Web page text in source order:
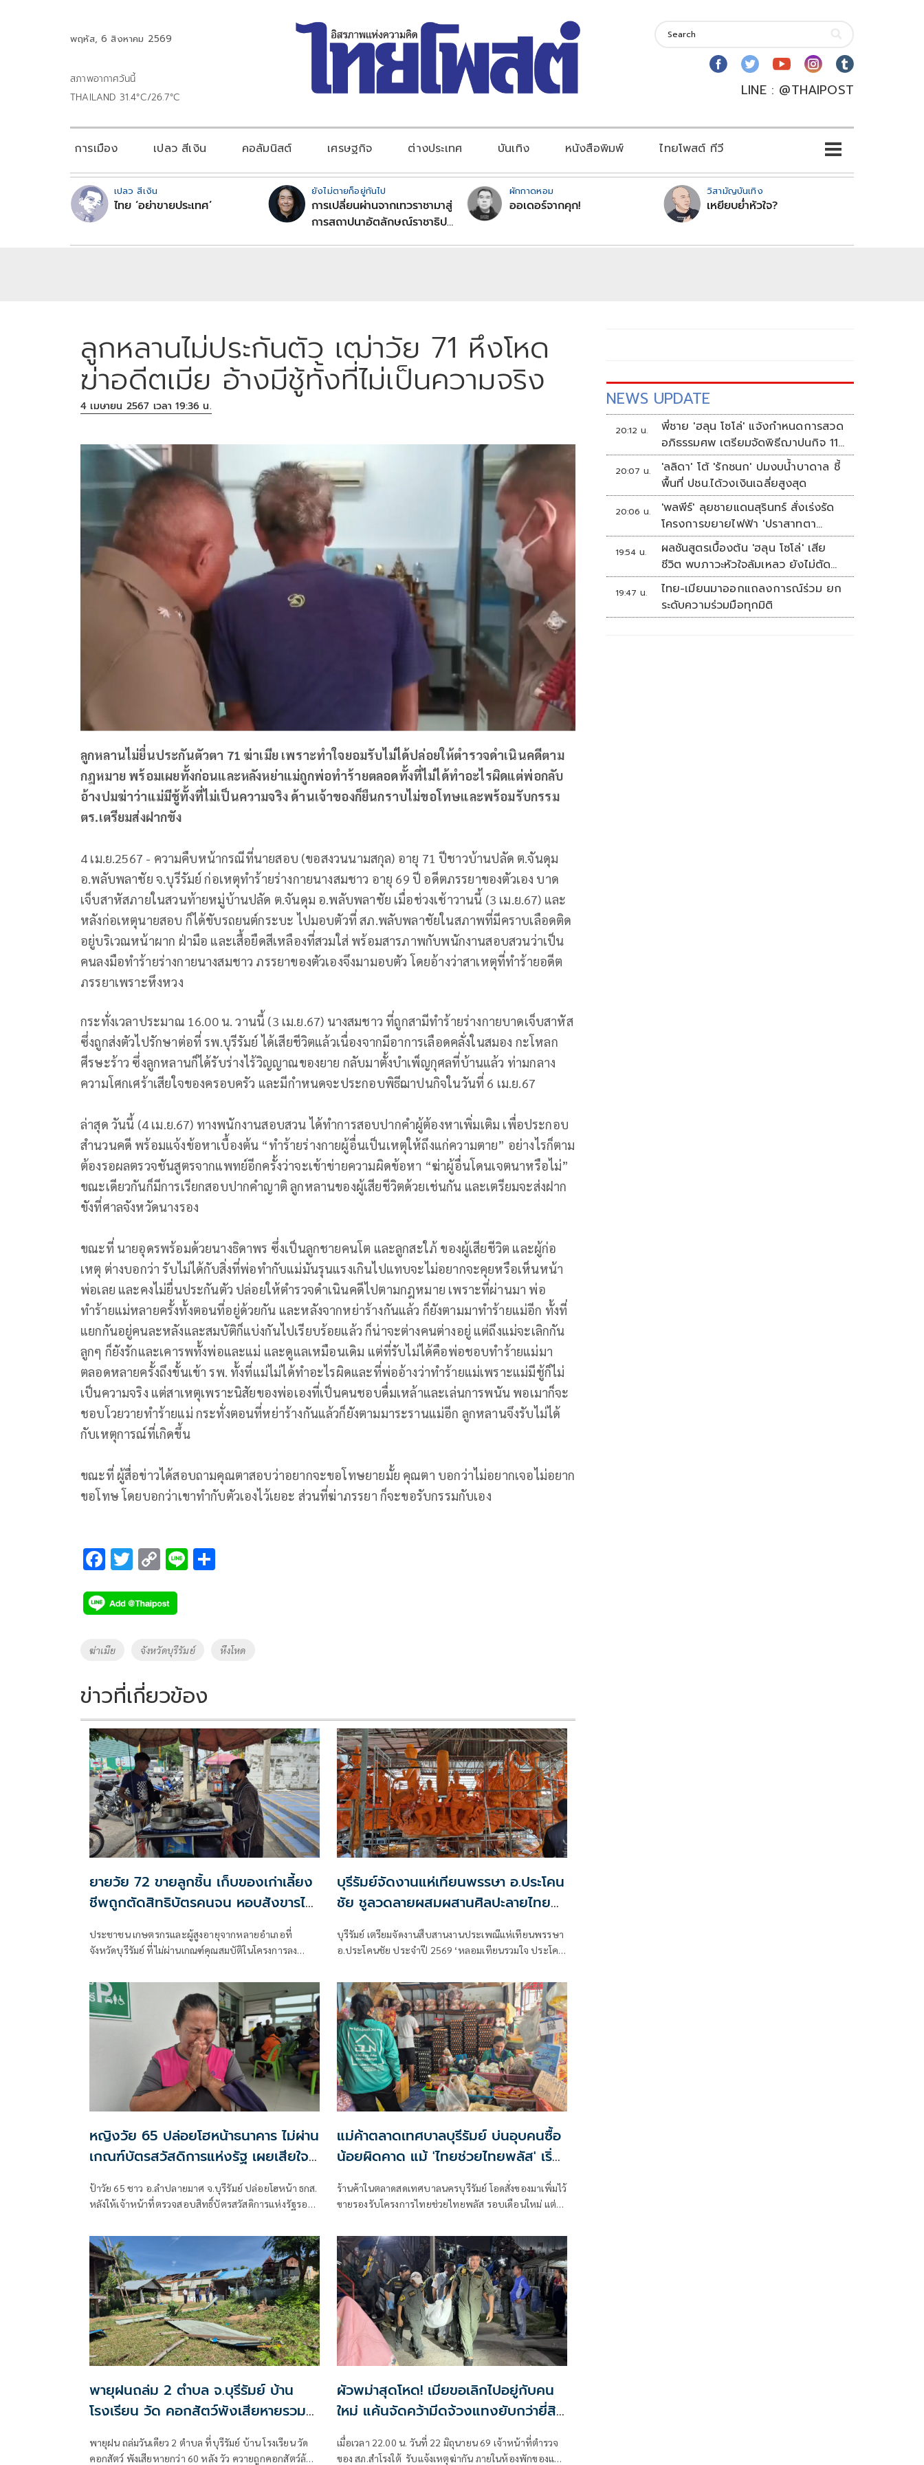
พฤหัส, 6 สิงหาคม 2569
สภาพอากาศวันนี้
THAILAND 31.4°C/26.7°C
LINE : @THAIPOST
การเมือง เปลว สีเงิน คอลัมนิสต์ เศรษฐกิจ ต่างประเทศ บันเทิง หนังสือพิมพ์ ไทยโพสต์ ทีวี
เปลว สีเงิน
ไทย ‘อย่าขายประเทศ’
ยังไม่ตายก็อยู่กันไป
การเปลี่ยนผ่านจากเทวราชามาสู่
การสถาปนาอัตลักษณ์ราชาธิป
ผักกาดหอม
ออเดอร์จากคุก!
วิสามัญบันเทิง
เหยียบย่ำหัวใจ?
ลูกหลานไม่ประกันตัว เฒ่าวัย 71 หึงโหด
ฆ่าอดีตเมีย อ้างมีชู้ทั้งที่ไม่เป็นความจริง
4 เมษายน 2567 เวลา 19:36 น.
ลูกหลานไม่ยื่นประกันตัวตา 71 ฆ่าเมีย เพราะทำใจยอมรับไม่ได้ปล่อยให้ตำรวจดำเนินคดีตาม
กฎหมาย พร้อมเผยทั้งก่อนและหลังหย่าแม่ถูกพ่อทำร้ายตลอดทั้งที่ไม่ได้ทำอะไรผิดแต่พ่อกลับ
อ้างปมฆ่าว่าแม่มีชู้ทั้งที่ไม่เป็นความจริง ด้านเจ้าของก็ยืนกราบไม่ขอโทษและพร้อมรับกรรม
ตร.เตรียมส่งฝากขัง
4 เม.ย.2567 - ความคืบหน้ากรณีที่นายสอบ (ขอสงวนนามสกุล) อายุ 71 ปีชาวบ้านปลัด ต.จันดุม
อ.พลับพลาชัย จ.บุรีรัมย์ ก่อเหตุทำร้ายร่างกายนางสมชาว อายุ 69 ปี อดีตภรรยาของตัวเอง บาด
เจ็บสาหัสภายในสวนท้ายหมู่บ้านปลัด ต.จันดุม อ.พลับพลาชัย เมื่อช่วงเช้าวานนี้ (3 เม.ย.67) และ
หลังก่อเหตุนายสอบ ก็ได้ขับรถยนต์กระบะ ไปมอบตัวที่ สภ.พลับพลาชัยในสภาพที่มีคราบเลือดติด
อยู่บริเวณหน้าผาก ฝ่ามือ และเสื้อยืดสีเหลืองที่สวมใส่ พร้อมสารภาพกับพนักงานสอบสวนว่าเป็น
คนลงมือทำร้ายร่างกายนางสมชาว ภรรยาของตัวเองจึงมามอบตัว โดยอ้างว่าสาเหตุที่ทำร้ายอดีต
ภรรยาเพราะหึงหวง
กระทั่งเวลาประมาณ 16.00 น. วานนี้ (3 เม.ย.67) นางสมชาว ที่ถูกสามีทำร้ายร่างกายบาดเจ็บสาหัส
ซึ่งถูกส่งตัวไปรักษาต่อที่ รพ.บุรีรัมย์ ได้เสียชีวิตแล้วเนื่องจากมีอาการเลือดคลั่งในสมอง กะโหลก
ศีรษะร้าว ซึ่งลูกหลานก็ได้รับร่างไร้วิญญาณของยาย กลับมาตั้งบำเพ็ญกุศลที่บ้านแล้ว ท่ามกลาง
ความโศกเศร้าเสียใจของครอบครัว และมีกำหนดจะประกอบพิธีฌาปนกิจในวันที่ 6 เม.ย.67
ล่าสุด วันนี้ (4 เม.ย.67) ทางพนักงานสอบสวน ได้ทำการสอบปากคำผู้ต้องหาเพิ่มเติม เพื่อประกอบ
สำนวนคดี พร้อมแจ้งข้อหาเบื้องต้น “ทำร้ายร่างกายผู้อื่นเป็นเหตุให้ถึงแก่ความตาย” อย่างไรก็ตาม
ต้องรอผลตรวจชันสูตรจากแพทย์อีกครั้งว่าจะเข้าข่ายความผิดข้อหา “ฆ่าผู้อื่นโดนเจตนาหรือไม่”
ขณะเดียวกันก็มีการเรียกสอบปากคำญาติ ลูกหลานของผู้เสียชีวิตด้วยเช่นกัน และเตรียมจะส่งฝาก
ขังที่ศาลจังหวัดนางรอง
ขณะที่ นายอุดรพร้อมด้วยนางธิดาพร ซึ่งเป็นลูกชายคนโต และลูกสะใภ้ ของผู้เสียชีวิต และผู้ก่อ
เหตุ ต่างบอกว่า รับไม่ได้กับสิ่งที่พ่อทำกับแม่มันรุนแรงเกินไปแทบจะไม่อยากจะคุยหรือเห็นหน้า
พ่อเลย และคงไม่ยื่นประกันตัว ปล่อยให้ตำรวจดำเนินคดีไปตามกฎหมาย เพราะที่ผ่านมา พ่อ
ทำร้ายแม่หลายครั้งทั้งตอนที่อยู่ด้วยกัน และหลังจากหย่าร้างกันแล้ว ก็ยังตามมาทำร้ายแม่อีก ทั้งที่
แยกกันอยู่คนละหลังและสมบัติก็แบ่งกันไปเรียบร้อยแล้ว ก็น่าจะต่างคนต่างอยู่ แต่ถึงแม่จะเลิกกัน
ลูกๆ ก็ยังรักและเคารพทั้งพ่อและแม่ และดูแลเหมือนเดิม แต่ที่รับไม่ได้คือพ่อชอบทำร้ายแม่มา
ตลอดหลายครั้งถึงขั้นเข้า รพ. ทั้งที่แม่ไม่ได้ทำอะไรผิดและที่พ่ออ้างว่าทำร้ายแม่เพราะแม่มีชู้ก็ไม่
เป็นความจริง แต่สาเหตุเพราะนิสัยของพ่อเองที่เป็นคนชอบดื่มเหล้าและเล่นการพนัน พอเมาก็จะ
ชอบโวยวายทำร้ายแม่ กระทั่งตอนที่หย่าร้างกันแล้วก็ยังตามมาระรานแม่อีก ลูกหลานจึงรับไม่ได้
กับเหตุการณ์ที่เกิดขึ้น
ขณะที่ ผู้สื่อข่าวได้สอบถามคุณตาสอบว่าอยากจะขอโทษยายมั้ย คุณตา บอกว่าไม่อยากเจอไม่อยาก
ขอโทษ โดยบอกว่าเขาทำกับตัวเองไว้เยอะ ส่วนที่ฆ่าภรรยา ก็จะขอรับกรรมกับเอง
F
e
b
o
k
T
tt
er
C
p
y
Li
k
Li
Tags
ฆ่าเมีย จังหวัดบุรีรัมย์ หึงโหด
ข่าวที่เกี่ยวข้อง
ยายวัย 72 ขายลูกชิ้น เก็บของเก่าเลี้ยง
ชีพถูกตัดสิทธิบัตรคนจน หอบสังขารไป
ประชาชน เกษตรกรและผู้สูงอายุจากหลายอำเภอที่
จังหวัดบุรีรัมย์ ที่ไม่ผ่านเกณฑ์คุณสมบัติในโครงการลง
คำร้องขออุทธรณ์สิทธิ์บัตรสวัสดิการแห่งรัฐ หรือบัตร
คนจน ที่ธนาคารเพื่อการเกษตรและสหกรณ์การเกษตร
สาขาบุรีรัมย์ เนืองแน่นตั้งแต่ช่วงเช้า โดยคนที่ยื่นอุทธรณ์
ส่วนใหญ่เป็นรายเดิมที่คุณสมบัติไม่ผ่านเกณฑ์
บุรีรัมย์จัดงานแห่เทียนพรรษา อ.ประโคน
ชัย ชูลวดลายผสมผสานศิลปะลายไทย
บุรีรัมย์ เตรียมจัดงานสืบสานงานประเพณีแห่เทียนพรรษา
อ.ประโคนชัย ประจำปี 2569 ‘หลอมเทียนรวมใจ ประโคน
ผสานงานศิลปะลายไทยกับลายขอมประยุกต์ ของช่างฝีมือ
ในท้องถิ่น เพื่ออนุรักษ์สืบสานประเพณีท้องถิ่น และ
ประชาสัมพันธ์ฝีมือ ช่างแกะสลักต้นเทียนพรรษาของ
แต่ละคุ้มวัด รวมถึงเพื่อส่งเสริมการท่องเที่ยวกระตุ้น
เศรษฐกิจในพื้นที่
หญิงวัย 65 ปล่อยโฮหน้าธนาคาร ไม่ผ่าน
เกณฑ์บัตรสวัสดิการแห่งรัฐ เผยเสียใจ
อาศัย
ป้าวัย 65 ชาว อ.ลำปลายมาศ จ.บุรีรัมย์ ปล่อยโฮหน้า ธกส.
หลังให้เจ้าหน้าที่ตรวจสอบสิทธิ์บัตรสวัสดิการแห่งรัฐรอบ
สอบใหม่ยันฐานะยากจนจริง หวังได้บัตรคนจนช่วยต่อลม
หายใจ
แม่ค้าตลาดเทศบาลบุรีรัมย์ บ่นอุบคนซื้อ
น้อยผิดคาด แม้ 'ไทยช่วยไทยพลัส' เริ่ม
ร้านค้าในตลาดสดเทศบาลนครบุรีรัมย์ โอดสั่งของมาเพิ่มไว้
ขายรองรับโครงการไทยช่วยไทยพลัส รอบเดือนใหม่ แต่
เป๋าตัง ซ้ำราคาของแพงขึ้น ขณะร้านค้าต้องแบกรับต้นทุน
ค่าขนส่ง และบรรจุภัณฑ์ พุ่งสูงขึ้น ส่งผลให้กำไรหดหาย ทั้ง
ยังถูกเรียกเก็บภาษีเพิ่มขึ้น จึงอยากให้รัฐบาลหามาตรการ
ลดราคาน้ำมัน และสินค้า
พายุฝนถล่ม 2 ตำบล จ.บุรีรัมย์ บ้าน
โรงเรียน วัด คอกสัตว์พังเสียหายรวม
พายุฝน ถล่มวันเดียว 2 ตำบล ที่บุรีรัมย์ บ้าน โรงเรียน วัด
คอกสัตว์ พังเสียหายกว่า 60 หลัง วัว ควายถูกคอกสัตว์ล้ม
ผัวพม่าสุดโหด! เมียขอเลิกไปอยู่กับคน
ใหม่ แค้นจัดคว้ามีดจ้วงแทงยับกว่ายี่สิบ
แผลดับคาห้อง
เมื่อเวลา 22.00 น. วันที่ 22 มิถุนายน 69 เจ้าหน้าที่ตำรวจ
ของ สภ.สำโรงใต้ รับแจ้งเหตุฆ่ากัน ภายในห้องพักของแคม
NEWS UPDATE
20:12 น.
พี่ชาย 'ฮลุน โซโล่' แจ้งกำหนดการสวด
อภิธรรมศพ เตรียมจัดพิธีฌาปนกิจ 11
ส.ค.
20:07 น.
'ลลิดา' โต้ 'รักชนก' ปมงบน้ำบาดาล ชี้
พื้นที่ ปชน.ได้วงเงินเฉลี่ยสูงสุด
20:06 น.
'พลพีร์' ลุยชายแดนสุรินทร์ สั่งเร่งรัด
โครงการขยายไฟฟ้า 'ปราสาทตา
ควาย-เนิน 350'
19:54 น.
ผลชันสูตรเบื้องต้น 'ฮลุน โซโล่' เสีย
ชีวิต พบภาวะหัวใจล้มเหลว ยังไม่ตัด
ประเด็นสารพิษ รอจอร์เจียส่งผลตรวจ
ครั้งแรก
19:47 น.
ไทย-เมียนมาออกแถลงการณ์ร่วม ยก
ระดับความร่วมมือทุกมิติ